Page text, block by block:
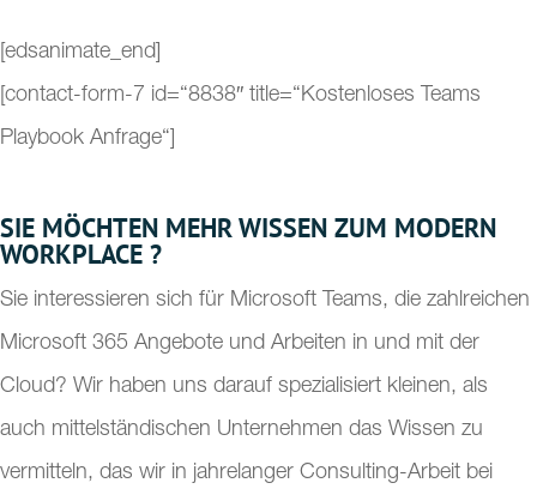
[edsanimate_end]
[contact-form-7 id=“8838″ title=“Kostenloses Teams
Playbook Anfrage“]
SIE MÖCHTEN MEHR WISSEN ZUM MODERN
WORKPLACE ?
Sie interessieren sich für Microsoft Teams, die zahlreichen
Microsoft 365 Angebote und Arbeiten in und mit der
Cloud? Wir haben uns darauf spezialisiert kleinen, als
auch mittelständischen Unternehmen das Wissen zu
vermitteln, das wir in jahrelanger Consulting-Arbeit bei